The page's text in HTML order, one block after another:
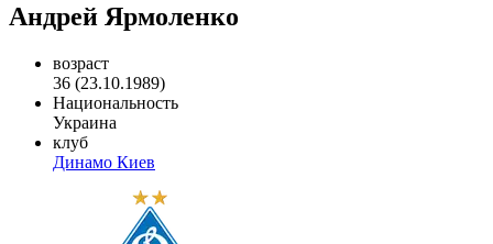
Андрей Ярмоленко
возраст
36 (23.10.1989)
Национальность
Украина
клуб
Динамо Киев